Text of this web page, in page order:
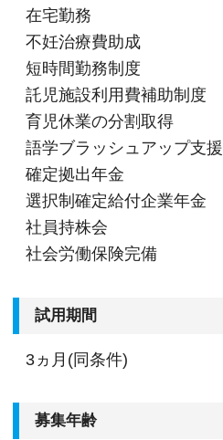
在宅勤務
不妊治療費助成
短時間勤務制度
託児施設利用費補助制度
育児休業の分割取得
語学ブラッシュアップ支援
確定拠出年金
選択制確定給付企業年金
社員持株会
社会労働保険完備
試用期間
3ヵ月(同条件)
募集年齢